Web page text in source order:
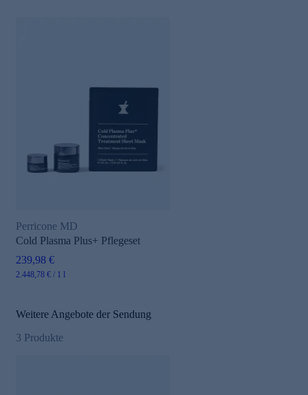
Perricone MD
Cold Plasma Plus+ Pflegeset
239,98 €
2.448,78 € / 1 l
Weitere Angebote der Sendung
3 Produkte